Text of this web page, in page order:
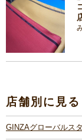
店舗別に見る
GINZAグローバルス